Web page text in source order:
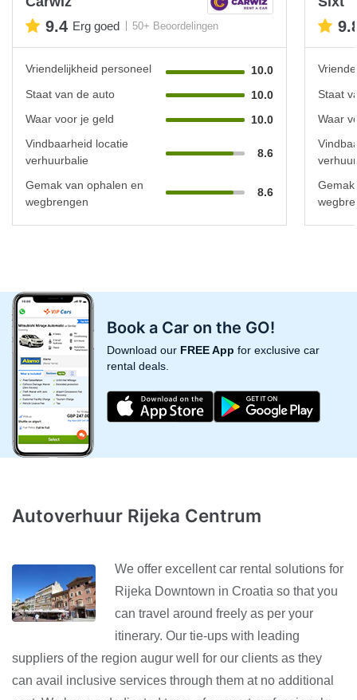
9.4 Erg goed 50+ Beoordelingen
Vriendelijkheid personeel
10.0
Staat van de auto
10.0
Waar voor je geld
10.0
Vindbaarheid locatie
verhuurbalie
8.6
Gemak van ophalen en
wegbrengen
8.6
Staat
Waar
Book a Car on the GO!
Download our FREE App for exclusive car
rental deals.
Autoverhuur Rijeka Centrum
We offer excellent car rental solutions for
Rijeka Downtown in Croatia so that you
can travel around freely as per your
itinerary. Our tie-ups with leading
suppliers of the region augur well for our clients as they
can avail inclusive services through them at no additional